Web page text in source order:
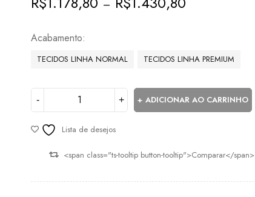
–
Acabamento
TECIDOS LINHA NORMAL TECIDOS LINHA PREMIUM
ADICIONAR AO CARRINHO
Lista de desejos
<span class="ts-tooltip button-tooltip">Comparar</span>